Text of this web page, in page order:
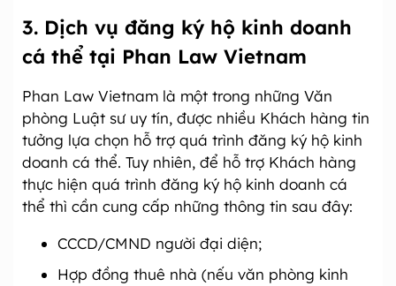
3. Dịch vụ đăng ký hộ kinh doanh
cá thể tại Phan Law Vietnam
Phan Law Vietnam là một trong những Văn
phòng Luật sư uy tín, được nhiều Khách hàng tin
tưởng lựa chọn hỗ trợ quá trình đăng ký hộ kinh
doanh cá thể. Tuy nhiên, để hỗ trợ Khách hàng
thực hiện quá trình đăng ký hộ kinh doanh cá
thể thì cần cung cấp những thông tin sau đây:
CCCD/CMND người đại diện;
Hợp đồng thuê nhà (nếu văn phòng kinh